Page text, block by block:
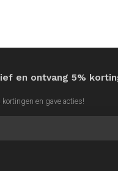
en ontvang 5%
en gave acties!